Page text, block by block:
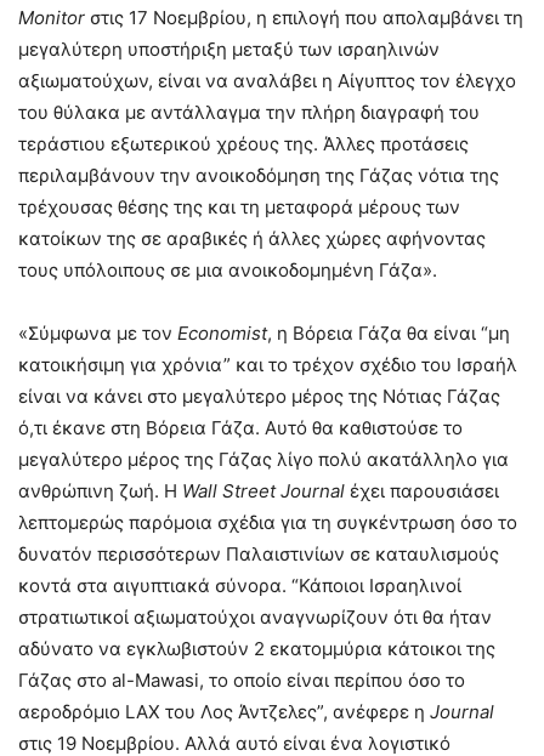
Monitor στις 17 Νοεμβρίου, η επιλογή που απολαμβάνει τη
μεγαλύτερη υποστήριξη μεταξύ των ισραηλινών
αξιωματούχων, είναι να αναλάβει η Αίγυπτος τον έλεγχο
του θύλακα με αντάλλαγμα την πλήρη διαγραφή του
τεράστιου εξωτερικού χρέους της. Άλλες προτάσεις
περιλαμβάνουν την ανοικοδόμηση της Γάζας νότια της
τρέχουσας θέσης της και τη μεταφορά μέρους των
κατοίκων της σε αραβικές ή άλλες χώρες αφήνοντας
τους υπόλοιπους σε μια ανοικοδομημένη Γάζα».
«Σύμφωνα με τον Economist, η Βόρεια Γάζα θα είναι “μη
κατοικήσιμη για χρόνια” και το τρέχον σχέδιο του Ισραήλ
είναι να κάνει στο μεγαλύτερο μέρος της Νότιας Γάζας
ό,τι έκανε στη Βόρεια Γάζα. Αυτό θα καθιστούσε το
μεγαλύτερο μέρος της Γάζας λίγο πολύ ακατάλληλο για
ανθρώπινη ζωή. Η Wall Street Journal έχει παρουσιάσει
λεπτομερώς παρόμοια σχέδια για τη συγκέντρωση όσο το
δυνατόν περισσότερων Παλαιστινίων σε καταυλισμούς
κοντά στα αιγυπτιακά σύνορα. “Κάποιοι Ισραηλινοί
στρατιωτικοί αξιωματούχοι αναγνωρίζουν ότι θα ήταν
αδύνατο να εγκλωβιστούν 2 εκατομμύρια κάτοικοι της
Γάζας στο al-Mawasi, το οποίο είναι περίπου όσο το
αεροδρόμιο LAX του Λος Άντζελες”, ανέφερε η Journal
στις 19 Νοεμβρίου. Αλλά αυτό είναι ένα λογιστικό